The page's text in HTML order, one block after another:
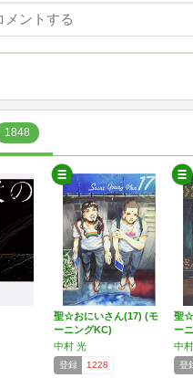
1848
聖☆おにいさん(17) (モ
ーニングKC)
中村 光
登録 1228
聖☆
ー
中
登